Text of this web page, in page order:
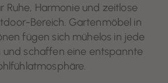
Ruhe, Harmonie und zeitlose
Bereich. Gartenmöbel in
fügen sich mühelos in jede
und schaffen eine entspannte